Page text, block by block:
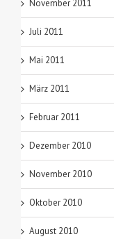
November 2011
Juli 2011
Mai 2011
März 2011
Februar 2011
Dezember 2010
November 2010
Oktober 2010
August 2010